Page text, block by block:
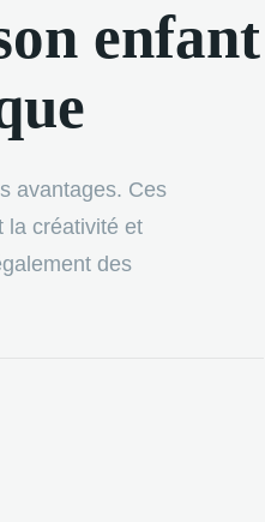
enfant
avantages. Ces
la créativité et
des